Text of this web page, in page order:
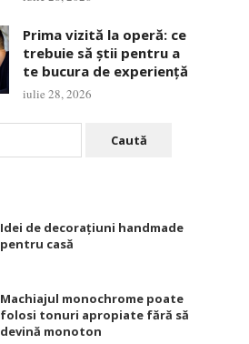
Prima vizită la operă: ce
trebuie să știi pentru a
te bucura de experiență
iulie 28, 2026
Idei de decorațiuni handmade
pentru casă
Machiajul monochrome poate
folosi tonuri apropiate fără să
devină monoton